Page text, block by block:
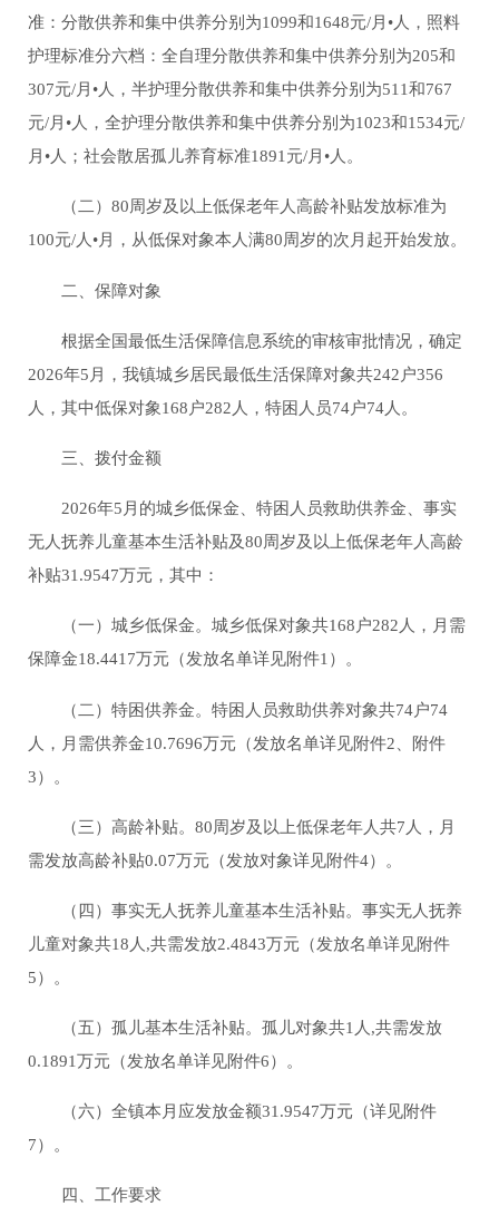
准：分散供养和集中供养分别为1099和1648元/月 •人，照料
护理标准分六档：全自理分散供养和集中供养分别为205和
307元/月 •人，半护理分散供养和集中供养分别为511和767
元/月 •人，全护理分散供养和集中供养分别为1023和1534元/
月 •人；社会散居孤儿养育标准1891元/月 •人。
（二）80周岁及以上低保老年人高龄补贴发放标准为
100元/人•月，从低保对象本人满80周岁的次月起开始发放。
二、保障对象
根据全国最低生活保障信息系统的审核审批情况，确定
2026年5月，我镇城乡居民最低生活保障对象共242户356
人，其中低保对象168户282人，特困人员74户74人。
三、拨付金额
2026年5月的城乡低保金、特困人员救助供养金、事实
无人抚养儿童基本生活补贴及80周岁及以上低保老年人高龄
补贴31.9547万元，其中：
（一）城乡低保金。城乡低保对象共168户282人，月需
保障金18.4417万元（发放名单详见附件1）。
（二）特困供养金。特困人员救助供养对象共74户74
人，月需供养金10.7696万元（发放名单详见附件2、附件
3）。
（三）高龄补贴。80周岁及以上低保老年人共7人，月
需发放高龄补贴0.07万元（发放对象详见附件4）。
（四）事实无人抚养儿童基本生活补贴。事实无人抚养
儿童对象共18人,共需发放2.4843万元（发放名单详见附件
5）。
（五）孤儿基本生活补贴。孤儿对象共1人,共需发放
0.1891万元（发放名单详见附件6）。
（六）全镇本月应发放金额31.9547万元（详见附件
7）。
四、工作要求